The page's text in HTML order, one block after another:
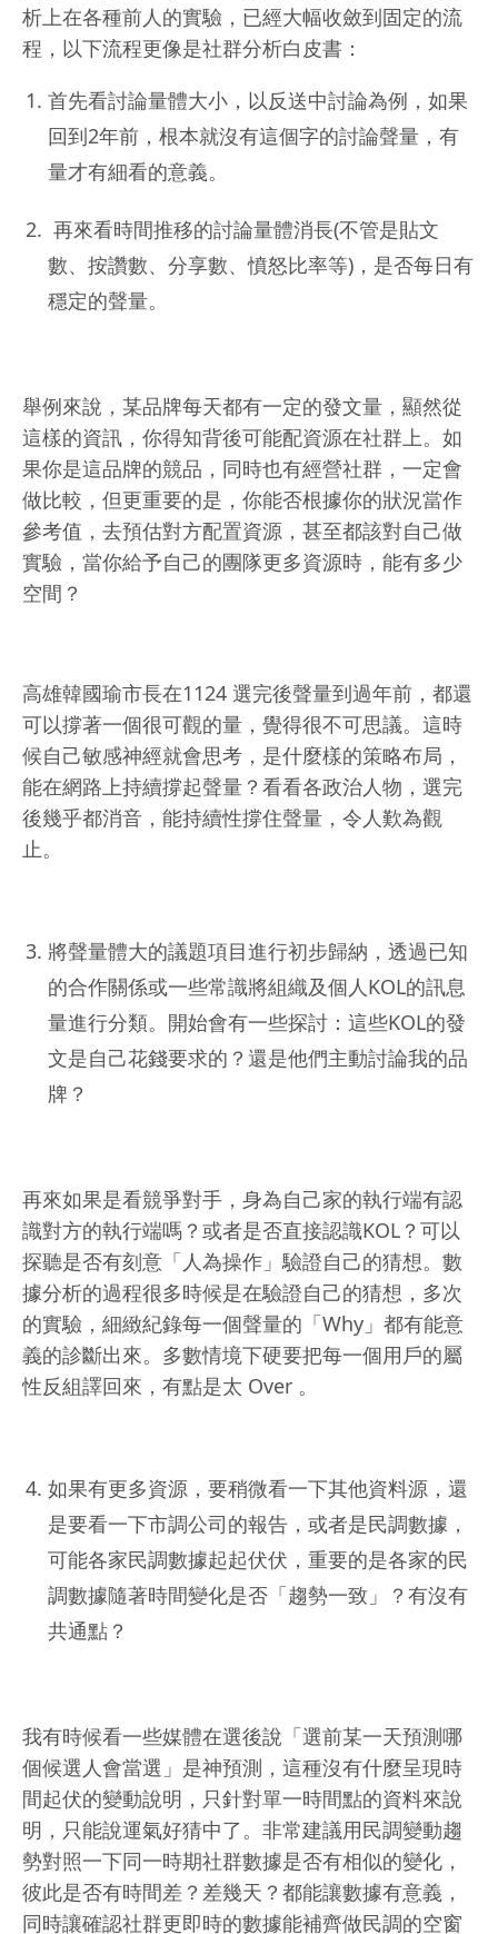
析上在各種前人的實驗，已經大幅收斂到固定的流
程，以下流程更像是社群分析白皮書：
首先看討論量體大小，以反送中討論為例，如果
回到2年前，根本就沒有這個字的討論聲量，有
量才有細看的意義。
️ 再來看時間推移的討論量體消長(不管是貼文
數、按讚數、分享數、憤怒比率等)，是否每日有
穩定的聲量。
舉例來說，某品牌每天都有一定的發文量，顯然從
這樣的資訊，你得知背後可能配資源在社群上。如
果你是這品牌的競品，同時也有經營社群，一定會
做比較，但更重要的是，你能否根據你的狀況當作
參考值，去預估對方配置資源，甚至都該對自己做
實驗，當你給予自己的團隊更多資源時，能有多少
空間？
高雄韓國瑜市長在1124 選完後聲量到過年前，都還
可以撐著一個很可觀的量，覺得很不可思議。這時
候自己敏感神經就會思考，是什麼樣的策略布局，
能在網路上持續撐起聲量？看看各政治人物，選完
後幾乎都消音，能持續性撐住聲量，令人歎為觀
止。
將聲量體大的議題項目進行初步歸納，透過已知
的合作關係或一些常識將組織及個人KOL的訊息
量進行分類。開始會有一些探討：這些KOL的發
文是自己花錢要求的？還是他們主動討論我的品
牌？
再來如果是看競爭對手，身為自己家的執行端有認
識對方的執行端嗎？或者是否直接認識KOL？可以
探聽是否有刻意「人為操作」驗證自己的猜想。數
據分析的過程很多時候是在驗證自己的猜想，多次
的實驗，細緻紀錄每一個聲量的「Why」都有能意
義的診斷出來。多數情境下硬要把每一個用戶的屬
性反組譯回來，有點是太 Over 。
如果有更多資源，要稍微看一下其他資料源，還
是要看一下市調公司的報告，或者是民調數據，
可能各家民調數據起起伏伏，重要的是各家的民
調數據隨著時間變化是否「趨勢一致」？有沒有
共通點？
我有時候看一些媒體在選後說「選前某一天預測哪
個候選人會當選」是神預測，這種沒有什麼呈現時
間起伏的變動說明，只針對單一時間點的資料來說
明，只能說運氣好猜中了。非常建議用民調變動趨
勢對照一下同一時期社群數據是否有相似的變化，
彼此是否有時間差？差幾天？都能讓數據有意義，
同時讓確認社群更即時的數據能補齊做民調的空窗